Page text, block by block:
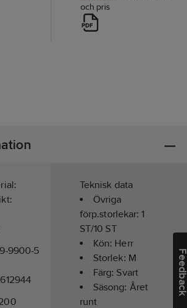
och pris
9900-5
Teknisk data
Övriga
förp.storlekar:1
ST/10 ST
Kön: Herr
Storlek: M
Färg:Svart
Säsong: Året
runt